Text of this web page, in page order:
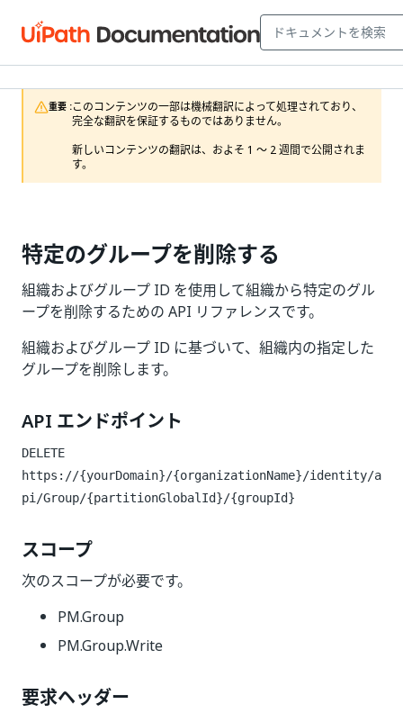
重要 :このコンテンツの一部は機械翻訳によって処理されており、
完全な翻訳を保証するものではありません。
新しいコンテンツの翻訳は、およそ 1 ～ 2 週間で公開されま
す。
特定のグループを削除する
組織およびグループ ID を使用して組織から特定のグル
ープを削除するための API リファレンスです。
組織およびグループ ID に基づいて、組織内の指定した
グループを削除します。
API エンドポイント
DELETE
https://{yourDomain}/{organizationName}/identity/a
pi/Group/{partitionGlobalId}/{groupId}
スコープ
次のスコープが必要です。
PM.Group
PM.Group.Write
要求ヘッダー